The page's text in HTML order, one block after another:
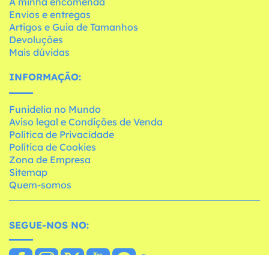
Envios e entregas
Artigos e Guia de Tamanhos
Devoluções
Mais dúvidas
INFORMAÇÃO:
Funidelia no Mundo
Aviso legal e Condições de Venda
Política de Privacidade
Política de Cookies
Zona de Empresa
Sitemap
Quem-somos
SEGUE-NOS NO: